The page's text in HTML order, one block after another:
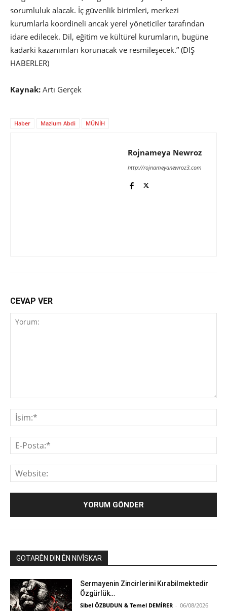
sorumluluk alacak. İç güvenlik birimleri, merkezi
kurumlarla koordineli ancak yerel yöneticiler tarafından
idare edilecek. Dil, eğitim ve kültürel kurumların, bugüne
kadarki kazanımları korunacak ve resmileşecek.” (DIŞ
HABERLER)
Kaynak: Artı Gerçek
Haber Mazlum Abdi MÜNİH
Rojnameya Newroz
http://rojnameyanewroz3.com
CEVAP VER
GOTARÊN DIN ÊN NIVÎSKAR
Sermayenin Zincirlerini Kırabilmektedir
Özgürlük…
Sibel ÖZBUDUN & Temel DEMİRER - 06/08/2026